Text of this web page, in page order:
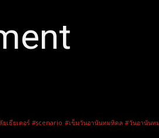
เธียเตอร์ #scenario #เข็มวันอานันทมหิดล #วันอานันท